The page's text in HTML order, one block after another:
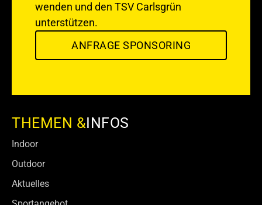
wenden und den TSV Carlsgrün
unterstützen.
ANFRAGE SPONSORING
THEMEN &INFOS
Indoor
Outdoor
Aktuelles